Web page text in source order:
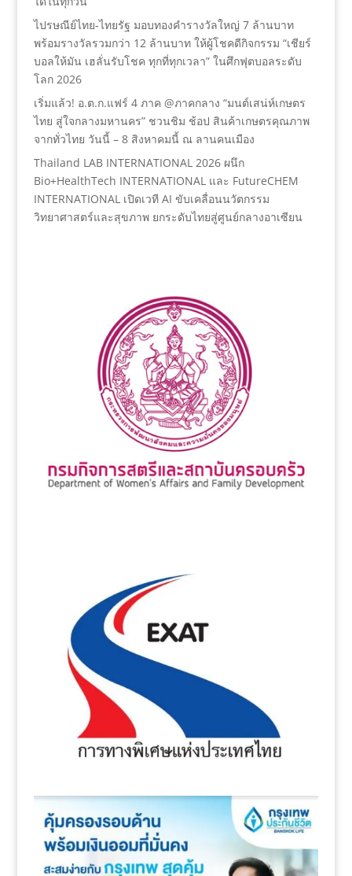
ไปรษณีย์ไทย-ไทยรัฐ มอบทองคำรางวัลใหญ่ 7 ล้านบาท
พร้อมรางวัลรวมกว่า 12 ล้านบาท ให้ผู้โชคดีกิจกรรม “เชียร์
บอลให้มัน เฮลั่นรับโชค ทุกที่ทุกเวลา” ในศึกฟุตบอลระดับ
โลก 2026
เริ่มแล้ว! อ.ต.ก.แฟร์ 4 ภาค @ภาคกลาง “มนต์เสน่ห์เกษตร
ไทย สู่ใจกลางมหานคร” ชวนชิม ช้อป สินค้าเกษตรคุณภาพ
จากทั่วไทย วันนี้ – 8 สิงหาคมนี้ ณ ลานคนเมือง
Thailand LAB INTERNATIONAL 2026 ผนึก
Bio+HealthTech INTERNATIONAL และ FutureCHEM
INTERNATIONAL เปิดเวที AI ขับเคลื่อนนวัตกรรม
วิทยาศาสตร์และสุขภาพ ยกระดับไทยสู่ศูนย์กลางอาเซียน